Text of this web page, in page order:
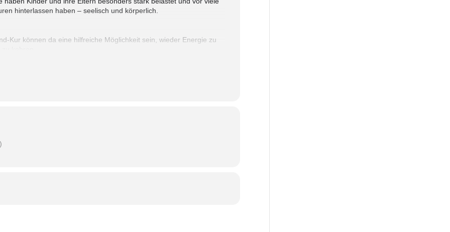
hinterlassen haben – seelisch und körperlich.
Kur können da eine hilfreiche Möglichkeit sein, wieder Energie zu
kommt zu uns in den „SieNa“ und informiert über das Thema Kuren